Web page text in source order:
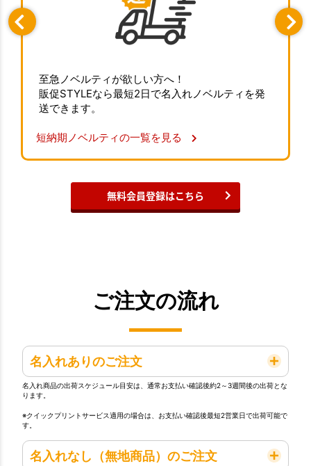
至急ノベルティが欲しい方へ！
販促STYLEなら最短2日で名入れノベルティを発
送できます。
短納期ノベルティの一覧を見る
無料会員登録はこちら
ご注文の流れ
名入れありのご注文
名入れ商品の出荷スケジュール目安は、通常お支払い確認後約2～3週間後の出荷とな
ります。
※クイックプリントサービス適用の場合は、お支払い確認後最短2営業日で出荷可能で
す。
名入れなし（無地商品）のご注文